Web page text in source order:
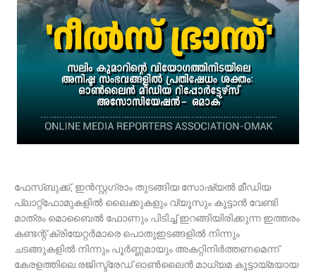
ഫേസ്ബുക്ക്, ഇൻസ്റ്റഗ്രാം തുടങ്ങിയ സോഷ്യൽ മീഡിയ
പ്ലാറ്റ്‌ഫോമുകളിൽ ലൈക്കുകളും വ്യൂസും കൂട്ടാൻ വേണ്ടി
മാത്രം മൊബൈൽ ഫോണും പിടിച്ച് ഇറങ്ങിയിരിക്കുന്ന ഇത്തരം
കണ്ടന്റ് ക്രിയേറ്റർമാരെ പൊതുഇടങ്ങളിൽ നിന്നും
ചടങ്ങുകളിൽ നിന്നും പൂർണ്ണമായും അകറ്റിനിർത്തണമെന്ന്
കേരളത്തിലെ രജിസ്ട്രേഡ് ഓൺലൈൻ മാധ്യമ കൂട്ടായ്മയായ